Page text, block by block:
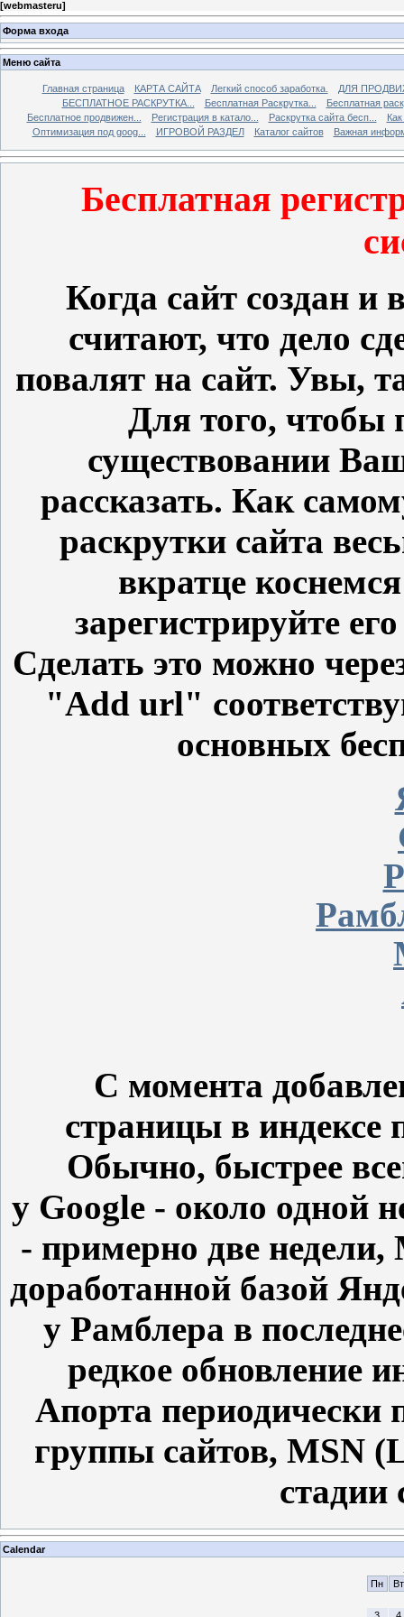
[webmasteru]
Форма входа
Меню сайта
Главная страница КАРТА САЙТА Легкий способ заработка.
ДЛЯ
БЕСПЛАТНОЕ РАСКРУТКА...
Бесплатная Раскрутка...
Бесплатная
Бесплатное продвижен...
Регистрация в катало... Раскрутка сайта бесп...
Оптимизация под goog...
ИГРОВОЙ РАЗДЕЛ Каталог сайтов Важная
Бесплатная
Когда сайт создан и
считают, что дело
повалят на сайт. Увы,
Для того, чтобы
существовании
рассказать. Как
раскрутки сайта
вкратце
зарегистрируйте
Сделать это можно
"Add url"
основных
С момента
страницы в индексе
Обычно, быстрее
у Google - около одной
- примерно две недели,
доработанной базой
у Рамблера в
редкое обновление
Апорта периодически
группы сайтов, MSN
стадии
Calendar
Пн
Вт